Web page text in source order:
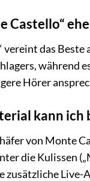
Castello“
vereint das
während
Hörer
kann ich
von Monte
die Kulissen
zusätzliche